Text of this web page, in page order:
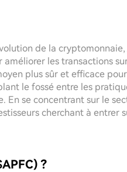
de la
les transactions
plus sûr et efficace
le fossé entre les
En se concentrant sur le
cherchant à entrer
?